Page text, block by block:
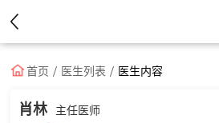
首页
医院
首页 医生列表 医生内容
肖林 主任医师